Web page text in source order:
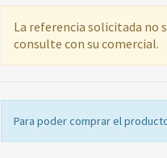
La referencia solicitada no
consulte con su comercial.
Para poder comprar el